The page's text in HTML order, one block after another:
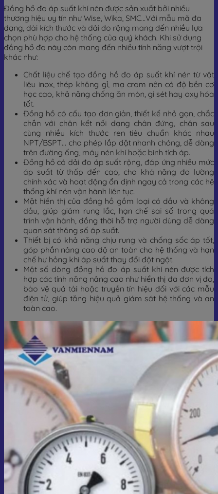
Đồng hồ đo áp suất khí nén được sản xuất bởi nhiều
thương hiệu uy tín như Wise, Wika, SMC…Với mẫu mã đa
dạng, dải kích thước và dải đo rộng mang đến nhiều lựa
chọn phù hợp cho hệ thống của quý khách. Khi sử dụng
đồng hồ đo này còn mang đến nhiều tính năng vượt trội
khác như:
Chất liệu chế tạo đồng hồ đo áp suất khí nén từ vật
liệu inox, thép không gỉ, mạ crom nên có độ bền cơ
học cao, khả năng chống ăn mòn, gỉ sét hay oxy hóa
tốt.
Đồng hồ có cấu tạo đơn giản, thiết kế nhỏ gọn, chắc
chắn với chân kết nối dạng chân đứng, chân sau
cùng nhiều kích thước ren tiêu chuẩn khác nhau
NPT/BSPT… cho phép lắp đặt nhanh chóng, dễ dàng
trên đường ống, máy nén khí hoặc bình tích áp.
Đồng hồ có dải đo áp suất rộng, đáp ứng nhiều mức
áp suất từ thấp đến cao, cho khả năng đo lường
chính xác và hoạt động ổn định ngay cả trong các hệ
thống khí nén vận hành liên tục.
Mặt hiển thị của đồng hồ gồm loại có dầu và không
dầu, giúp giảm rung lắc, hạn chế sai số trong quá
trình vận hành, đồng thời hỗ trợ người dùng dễ dàng
quan sát thông số áp suất.
Thiết bị có khả năng chịu rung và chống sốc áp tốt,
góp phần nâng cao độ an toàn cho hệ thống và hạn
chế hư hỏng khi áp suất thay đổi đột ngột.
Một số dòng đồng hồ đo áp suất khí nén được tích
hợp các tính năng nâng cao như hiển thị đa đơn vị đo,
bảo vệ quá tải hoặc truyền tín hiệu đối với các mẫu
điện tử, giúp tăng hiệu quả giám sát hệ thống và an
toàn cao.